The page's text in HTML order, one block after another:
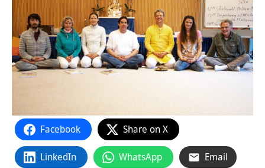
Facebook Share on X
LinkedIn WhatsApp Email